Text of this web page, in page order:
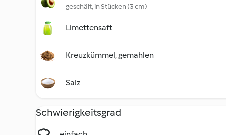
geschält, in Stücken (3 cm)
Limettensaft
Kreuzkümmel, gemahlen
Salz
Schwierigkeitsgrad